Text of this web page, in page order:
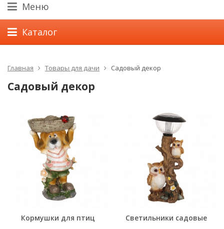
Меню
Каталог
Главная Товары для дачи Садовый декор
Садовый декор
Кормушки для птиц
Светильники садовые